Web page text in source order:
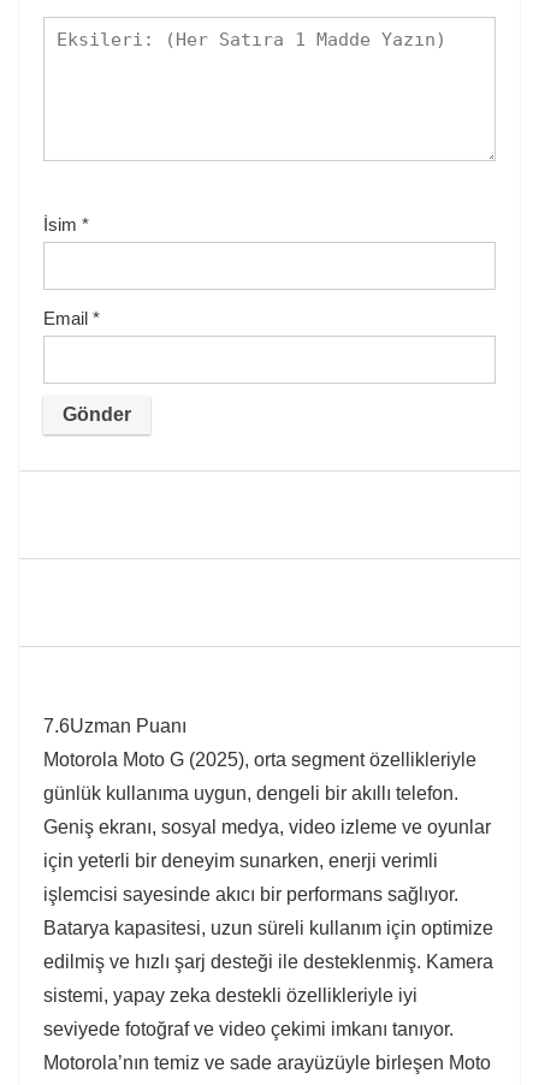
İsim *
Email *
7.6Uzman Puanı
Motorola Moto G (2025), orta segment özellikleriyle
günlük kullanıma uygun, dengeli bir akıllı telefon.
Geniş ekranı, sosyal medya, video izleme ve oyunlar
için yeterli bir deneyim sunarken, enerji verimli
işlemcisi sayesinde akıcı bir performans sağlıyor.
Batarya kapasitesi, uzun süreli kullanım için optimize
edilmiş ve hızlı şarj desteği ile desteklenmiş. Kamera
sistemi, yapay zeka destekli özellikleriyle iyi
seviyede fotoğraf ve video çekimi imkanı tanıyor.
Motorola’nın temiz ve sade arayüzüyle birleşen Moto